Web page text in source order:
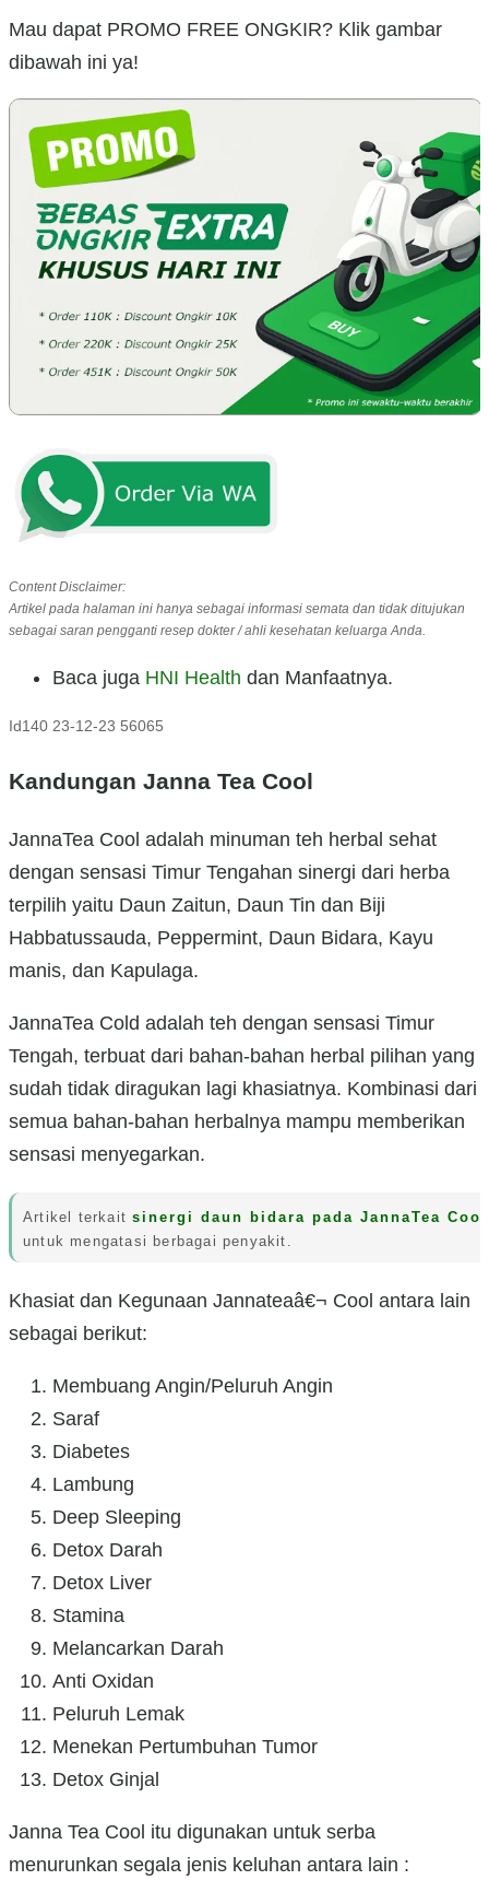
Mau dapat PROMO FREE ONGKIR? Klik gambar
dibawah ini ya!
Content Disclaimer:
Artikel pada halaman ini hanya sebagai informasi semata dan tidak ditujukan
sebagai saran pengganti resep dokter / ahli kesehatan keluarga Anda.
Baca juga HNI Health dan Manfaatnya.
Id140 23-12-23 56065
Kandungan Janna Tea Cool
JannaTea Cool adalah minuman teh herbal sehat
dengan sensasi Timur Tengahan sinergi dari herba
terpilih yaitu Daun Zaitun, Daun Tin dan Biji
Habbatussauda, Peppermint, Daun Bidara, Kayu
manis, dan Kapulaga.
JannaTea Cold adalah teh dengan sensasi Timur
Tengah, terbuat dari bahan-bahan herbal pilihan yang
sudah tidak diragukan lagi khasiatnya. Kombinasi dari
semua bahan-bahan herbalnya mampu memberikan
sensasi menyegarkan.
Artikel terkaitsinergi daun bidara pada JannaTea Cool
untuk mengatasi berbagai penyakit.
Khasiat dan Kegunaan Jannateaâ€¬ Cool antara lain
sebagai berikut:
Membuang Angin/Peluruh Angin
Saraf
Diabetes
Lambung
Deep Sleeping
Detox Darah
Detox Liver
Stamina
Melancarkan Darah
Anti Oxidan
Peluruh Lemak
Menekan Pertumbuhan Tumor
Detox Ginjal
Janna Tea Cool itu digunakan untuk serba
menurunkan segala jenis keluhan antara lain :